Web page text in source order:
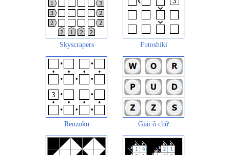
Skyscrapers Futoshiki
Renzoku Giải ô chữ